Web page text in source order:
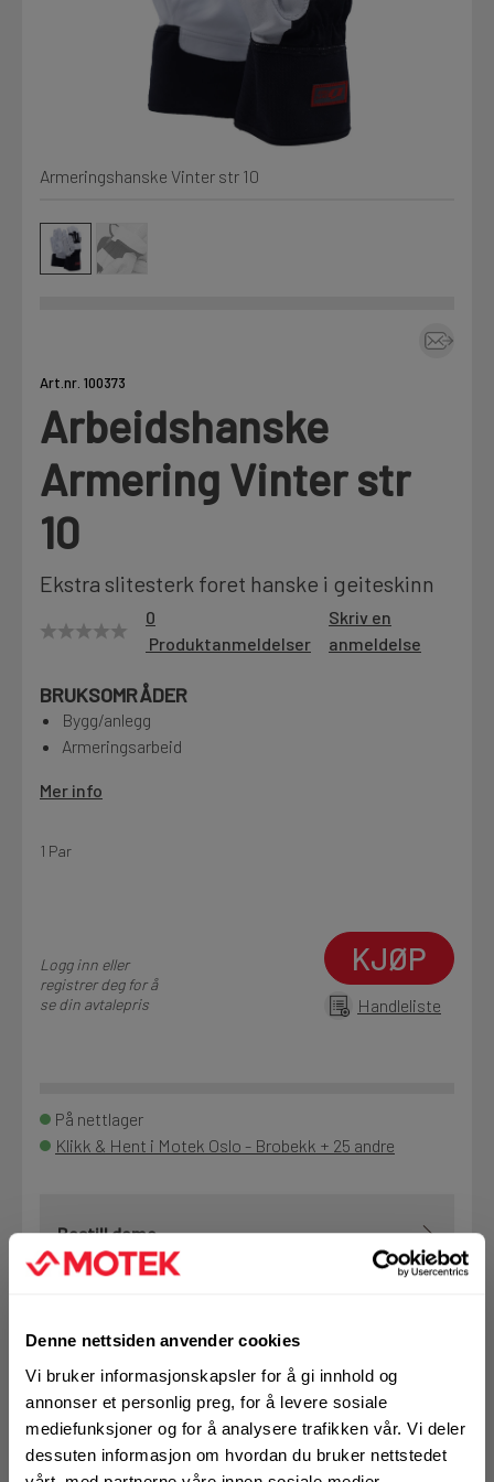
Denne nettsiden anvender cookies
Vi bruker informasjonskapsler for å gi innhold og
annonser et personlig preg, for å levere sosiale
mediefunksjoner og for å analysere trafikken vår. Vi deler
dessuten informasjon om hvordan du bruker nettstedet
Kjemi, vindsperre og branntetting
Installasjon
Annet
Fag
Finn butikk
Kontakt og åpningstider
Kontakt
Fra rådgivning til sporing av ordre
Produktnyheter
Siste nytt om dine favorittprodukter
NYHET
Mine henvendelser
Prislister
Firmainformasjon
LOGG UT
Armeringshanske Vinter str 10
Art.nr. 100373
Arbeidshanske
Armering Vinter str
10
Ekstra slitesterk foret hanske i geiteskinn
0
Produktanmeldelser
Skriv en
anmeldelse
BRUKSOMRÅDER
Bygg/anlegg
Armeringsarbeid
Mer info
1 Par
Logg inn eller
registrer deg for å
se din avtalepris
KJØP
Handleliste
På nettlager
Klikk & Hent i Motek Oslo - Brobekk + 25 andre
Bestill demo
VELG VARIANT
Art.nr. 100371